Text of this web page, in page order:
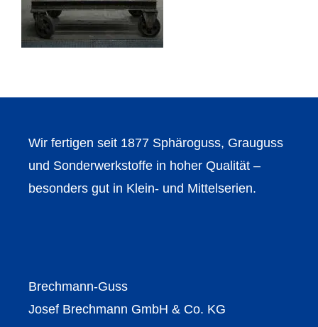
Wir fertigen seit 1877 Sphäroguss, Grauguss
und Sonderwerkstoffe in hoher Qualität –
besonders gut in Klein- und Mittelserien.
Brechmann-Guss
Josef Brechmann GmbH & Co. KG